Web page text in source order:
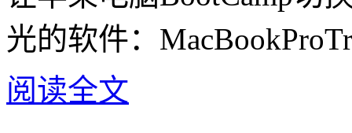
光的软件：
阅读全文